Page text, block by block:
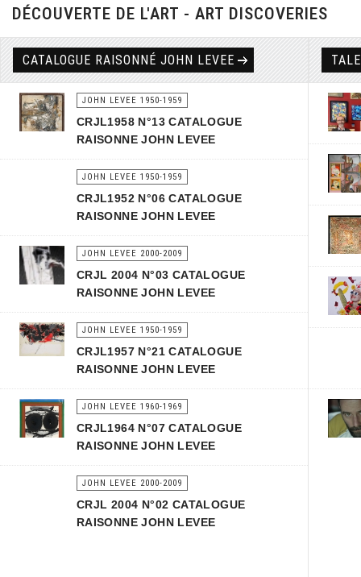
DÉCOUVERTE DE L'ART - ART DISCOVERIES
CATALOGUE RAISONNÉ JOHN LEVEE
JOHN LEVEE 1950-1959
CRJL1958 N°13 CATALOGUE
RAISONNE JOHN LEVEE
JOHN LEVEE 1950-1959
CRJL1952 N°06 CATALOGUE
RAISONNE JOHN LEVEE
JOHN LEVEE 2000-2009
CRJL 2004 N°03 CATALOGUE
RAISONNE JOHN LEVEE
JOHN LEVEE 1950-1959
CRJL1957 N°21 CATALOGUE
RAISONNE JOHN LEVEE
JOHN LEVEE 1960-1969
CRJL1964 N°07 CATALOGUE
RAISONNE JOHN LEVEE
JOHN LEVEE 2000-2009
CRJL 2004 N°02 CATALOGUE
RAISONNE JOHN LEVEE